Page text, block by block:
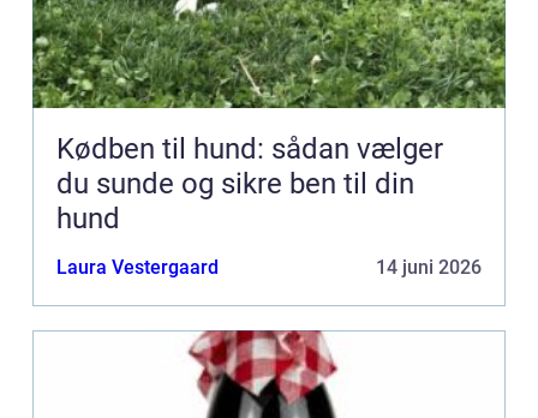
Kødben til hund: sådan vælger
du sunde og sikre ben til din
hund
Laura Vestergaard 14 juni 2026